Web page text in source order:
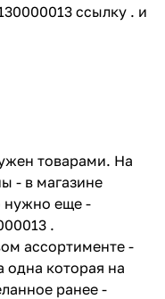
ссылку . и
товарами. На
- в магазине
нужно еще -
.
ассортименте -
одна которая на
ранее -